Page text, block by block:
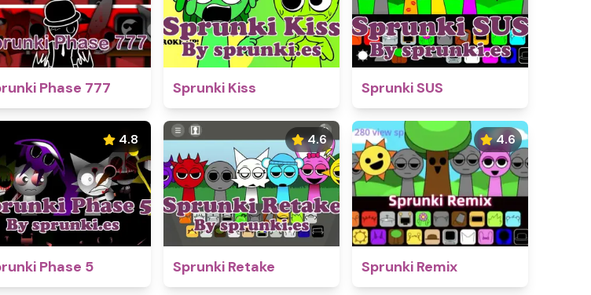
Phase 777 Sprunki Kiss Sprunki SUS
4.8
Phase 5
4.6
Sprunki Retake
4.6
Sprunki Remix